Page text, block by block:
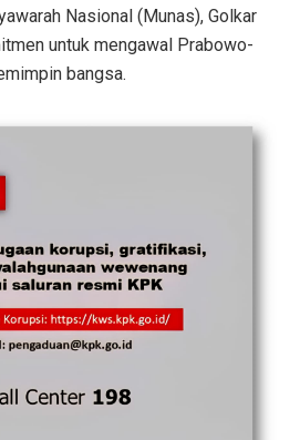
Nasional (Munas), Golkar
untuk mengawal Prabowo-
bangsa.